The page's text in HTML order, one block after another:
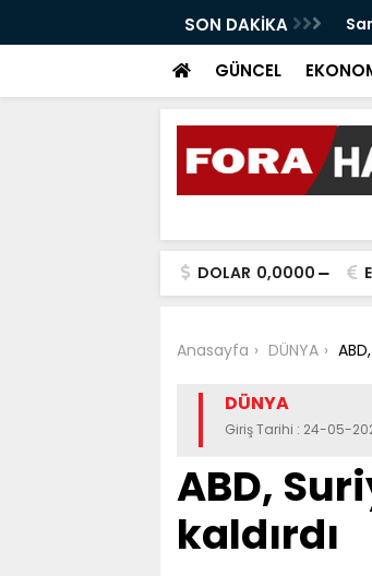
SON DAKİKA
Bir Tekkeköy İçin Çalışıyoruz"
GÜNCEL
DOLAR 0,0000
Anasayfa DÜNYA
DÜNYA
Giriş Tarihi : 24-05-
ABD,
kaldırdı